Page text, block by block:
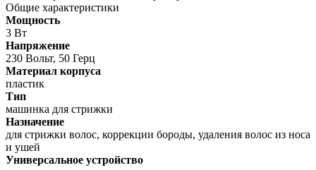
Общие характеристики
Мощность
3 Вт
Напряжение
230 Вольт, 50 Герц
Материал корпуса
пластик
Тип
машинка для стрижки
Назначение
для стрижки волос, коррекции бороды, удаления волос из носа
и ушей
Универсальное устройство